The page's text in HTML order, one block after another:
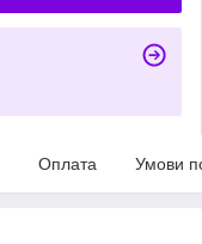
Оплата Умови